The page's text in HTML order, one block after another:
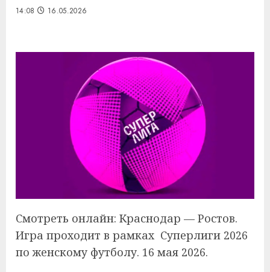
14:08 16.05.2026
Смотреть онлайн: Краснодар — Ростов.
Игра проходит в рамках Суперлиги 2026
по женскому футболу. 16 мая 2026.